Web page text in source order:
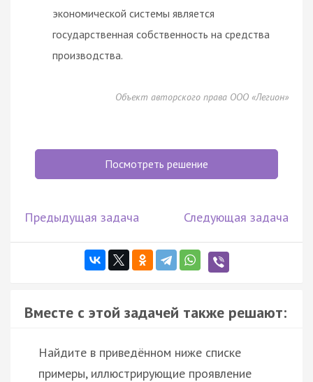
экономической системы является
государственная собственность на средства
производства.
Объект авторского права ООО «Легион»
Посмотреть решение
Предыдущая задача Следующая задача
Вместе с этой задачей также решают:
Найдите в приведённом ниже списке
примеры, иллюстрирующие проявление